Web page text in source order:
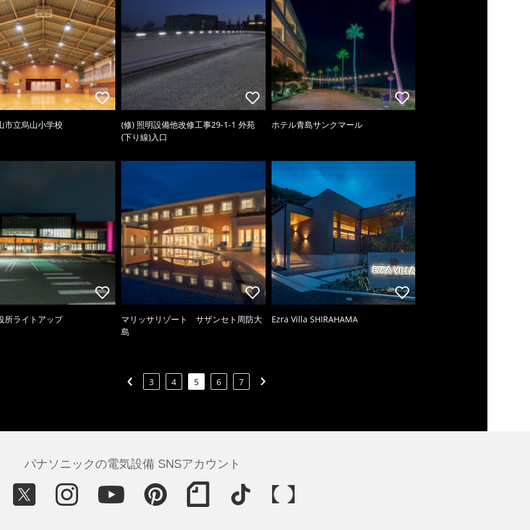
市立烏山小学校
(修) 照明設備他改修工事29-1-1 外苑
(下り線)入口
ホテル青島サンクマール
所ライトアップ
マリッサリゾート サザンセト周防大
島
Ezra Villa SHIRAHAMA
3 4 5 6 7
パナソニックの電気設備 SNSアカウント